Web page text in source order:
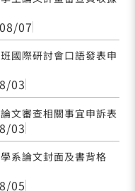
07
國際研討會口語發表申
03
文審查相關事宜申訴表
03
系論文封面及書背格
05